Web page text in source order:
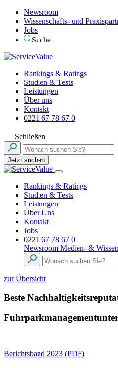
Newsroom
Wissenschafts- und
Jobs
Suche
Rankings & Ratings
Studien & Tests
Leistungen
Über uns
Kontakt
0221 67 78 67 0
Schließen
Jetzt suchen
Rankings & Ratings
Studien & Tests
Leistungen
Über Uns
Kontakt
Jobs
0221 67 78 67 0
Newsroom Medien- &
zur Übersicht
Beste
Berichtsband 2023 (PDF)